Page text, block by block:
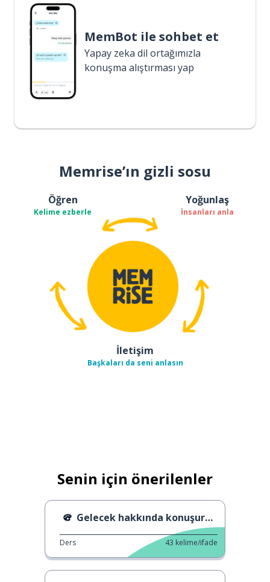
MemBot ile sohbet et
Yapay zeka dil ortağımızla
konuşma alıştırması yap
Memrise’ın gizli sosu
Öğren
Kelime ezberle
Yoğunlaş
İnsanları anla
İletişim
Başkaları da seni anlasın
Senin için önerilenler
Gelecek hakkında konuşurken
Ders 43 kelime/ifade